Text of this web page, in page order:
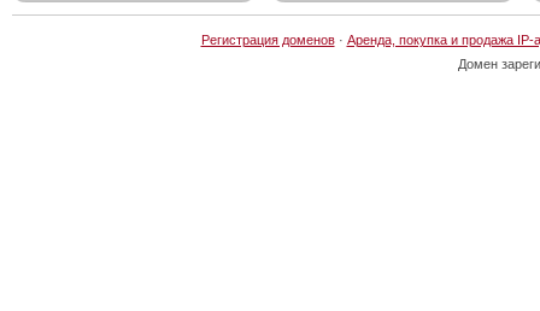
Регистрация доменов· Аренда, покупка и продажа IP-
Домен